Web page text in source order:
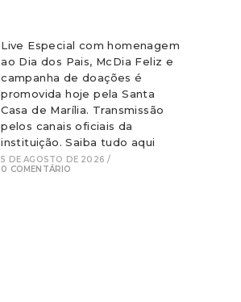
Live Especial com homenagem
ao Dia dos Pais, McDia Feliz e
campanha de doações é
promovida hoje pela Santa
Casa de Marília. Transmissão
pelos canais oficiais da
instituição. Saiba tudo aqui
5 DE AGOSTO DE 2026 /
0 COMENTÁRIO